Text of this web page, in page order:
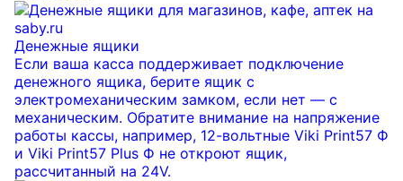
Денежные ящики
Если ваша касса поддерживает подключение
денежного ящика, берите ящик с
электромеханическим замком, если нет — с
механическим. Обратите внимание на напряжение
работы кассы, например, 12-вольтные Viki Print57 Ф
и Viki Print57 Plus Ф не откроют ящик,
рассчитанный на 24V.